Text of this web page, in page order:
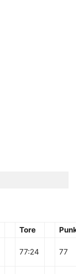
Tore
77:24 77